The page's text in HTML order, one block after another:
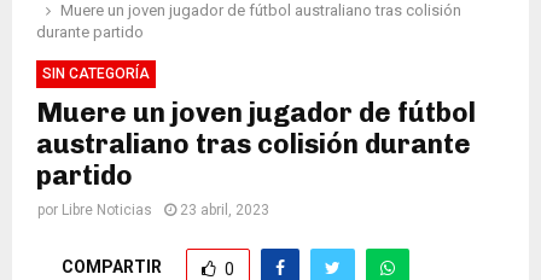
Muere un joven jugador de fútbol australiano tras colisión
durante partido
SIN CATEGORÍA
Muere un joven jugador de fútbol
australiano tras colisión durante
partido
por Libre Noticias 23 abril, 2023
COMPARTIR 0